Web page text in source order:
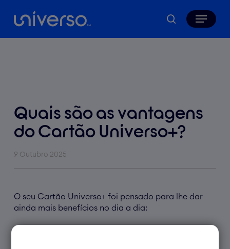
main
content
search
Menu
Quais são as vantagens
do Cartão Universo+?
9 Outubro 2025
O seu Cartão Universo+ foi pensado para lhe dar
ainda mais benefícios no dia a dia: